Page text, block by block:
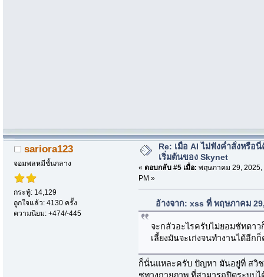
sariora123
จอมพลหมีชั้นกลาง
กระทู้: 14,129
ถูกใจแล้ว: 4130 ครั้ง
ความนิยม: +474/-445
Re: เมื่อ AI ไม่ฟังค่ำสั่งหรือ
เริ่มต้นของ Skynet
« ตอบกลับ #5 เมื่อ: พฤษภาคม 29, 2025,
PM »
อ้างจาก: xss ที่ พฤษภาคม
จะกลัวอะไรครับไม่ยอมชัทดา
เลี้ยงมันจะเก่งจนทำงานได้อีก
ก็นั่นแหละครับ ปัญหา มันอยู่ที่ สวิช
ชทางกายภาพ ที่สามารถปิดระบบ